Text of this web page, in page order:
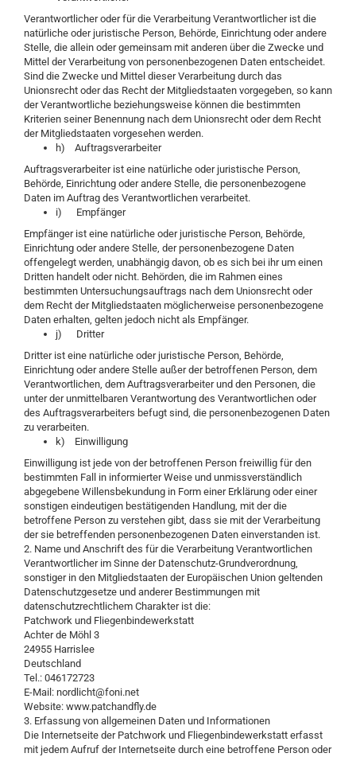
Verantwortlicher oder für die Verarbeitung Verantwortlicher ist die
natürliche oder juristische Person, Behörde, Einrichtung oder andere
Stelle, die allein oder gemeinsam mit anderen über die Zwecke und
Mittel der Verarbeitung von personenbezogenen Daten entscheidet.
Sind die Zwecke und Mittel dieser Verarbeitung durch das
Unionsrecht oder das Recht der Mitgliedstaaten vorgegeben, so kann
der Verantwortliche beziehungsweise können die bestimmten
Kriterien seiner Benennung nach dem Unionsrecht oder dem Recht
der Mitgliedstaaten vorgesehen werden.
h) Auftragsverarbeiter
Auftragsverarbeiter ist eine natürliche oder juristische Person,
Behörde, Einrichtung oder andere Stelle, die personenbezogene
Daten im Auftrag des Verantwortlichen verarbeitet.
i) Empfänger
Empfänger ist eine natürliche oder juristische Person, Behörde,
Einrichtung oder andere Stelle, der personenbezogene Daten
offengelegt werden, unabhängig davon, ob es sich bei ihr um einen
Dritten handelt oder nicht. Behörden, die im Rahmen eines
bestimmten Untersuchungsauftrags nach dem Unionsrecht oder
dem Recht der Mitgliedstaaten möglicherweise personenbezogene
Daten erhalten, gelten jedoch nicht als Empfänger.
j) Dritter
Dritter ist eine natürliche oder juristische Person, Behörde,
Einrichtung oder andere Stelle außer der betroffenen Person, dem
Verantwortlichen, dem Auftragsverarbeiter und den Personen, die
unter der unmittelbaren Verantwortung des Verantwortlichen oder
des Auftragsverarbeiters befugt sind, die personenbezogenen Daten
zu verarbeiten.
k) Einwilligung
Einwilligung ist jede von der betroffenen Person freiwillig für den
bestimmten Fall in informierter Weise und unmissverständlich
abgegebene Willensbekundung in Form einer Erklärung oder einer
sonstigen eindeutigen bestätigenden Handlung, mit der die
betroffene Person zu verstehen gibt, dass sie mit der Verarbeitung
der sie betreffenden personenbezogenen Daten einverstanden ist.
2. Name und Anschrift des für die Verarbeitung Verantwortlichen
Verantwortlicher im Sinne der Datenschutz-Grundverordnung,
sonstiger in den Mitgliedstaaten der Europäischen Union geltenden
Datenschutzgesetze und anderer Bestimmungen mit
datenschutzrechtlichem Charakter ist die:
Patchwork und Fliegenbindewerkstatt
Achter de Möhl 3
24955 Harrislee
Deutschland
Tel.: 046172723
E-Mail: nordlicht@foni.net
Website: www.patchandfly.de
3. Erfassung von allgemeinen Daten und Informationen
Die Internetseite der Patchwork und Fliegenbindewerkstatt erfasst
mit jedem Aufruf der Internetseite durch eine betroffene Person oder